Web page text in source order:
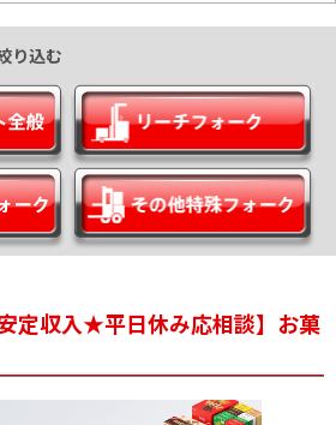
り込む
定収入★平日休み応相談】お菓